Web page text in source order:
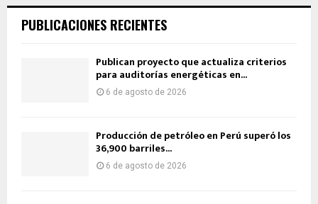
PUBLICACIONES RECIENTES
Publican proyecto que actualiza criterios
para auditorías energéticas en...
6 de agosto de 2026
Producción de petróleo en Perú superó los
36,900 barriles...
6 de agosto de 2026